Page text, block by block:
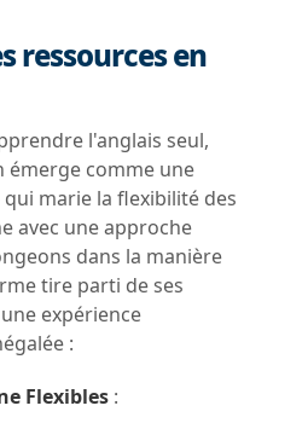
ressources en
l'anglais seul,
émerge comme une
marie la flexibilité des
avec une approche
dans la manière
tire parti de ses
expérience
:
Flexibles :